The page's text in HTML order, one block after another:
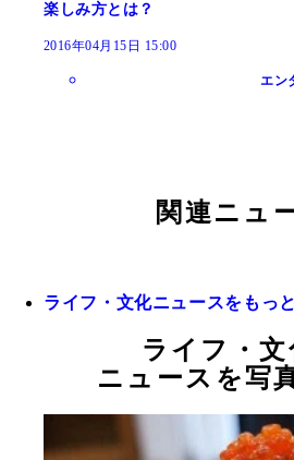
楽しみ方とは？
2016年04月15日 15:00
エン
関連ニュ
ライフ・文化ニュースをもっ
ライフ・文
ニュースを写